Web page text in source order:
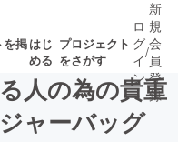
を掲はじ
める
プロジェクト
をさがす
ロ
グ
イ
ン
/
新
規
会
員
登
録
人の為の貴重
ャーバッグ